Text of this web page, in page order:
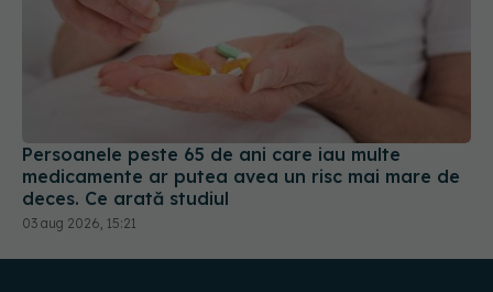
Persoanele peste 65 de ani care iau multe
medicamente ar putea avea un risc mai mare de
deces. Ce arată studiul
03 aug 2026, 15:21